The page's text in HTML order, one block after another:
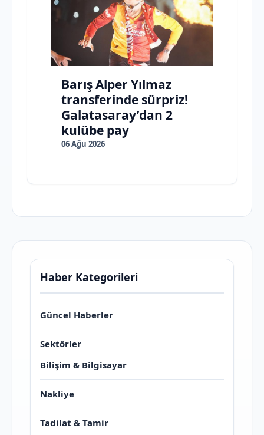
Barış Alper Yılmaz
transferinde sürpriz!
Galatasaray’dan 2
kulübe pay
06 Ağu 2026
Haber Kategorileri
Güncel Haberler
Sektörler
Bilişim & Bilgisayar
Nakliye
Tadilat & Tamir